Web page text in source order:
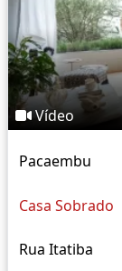
Vídeo
Pacaembu
Casa Sobrado
Rua Itatiba